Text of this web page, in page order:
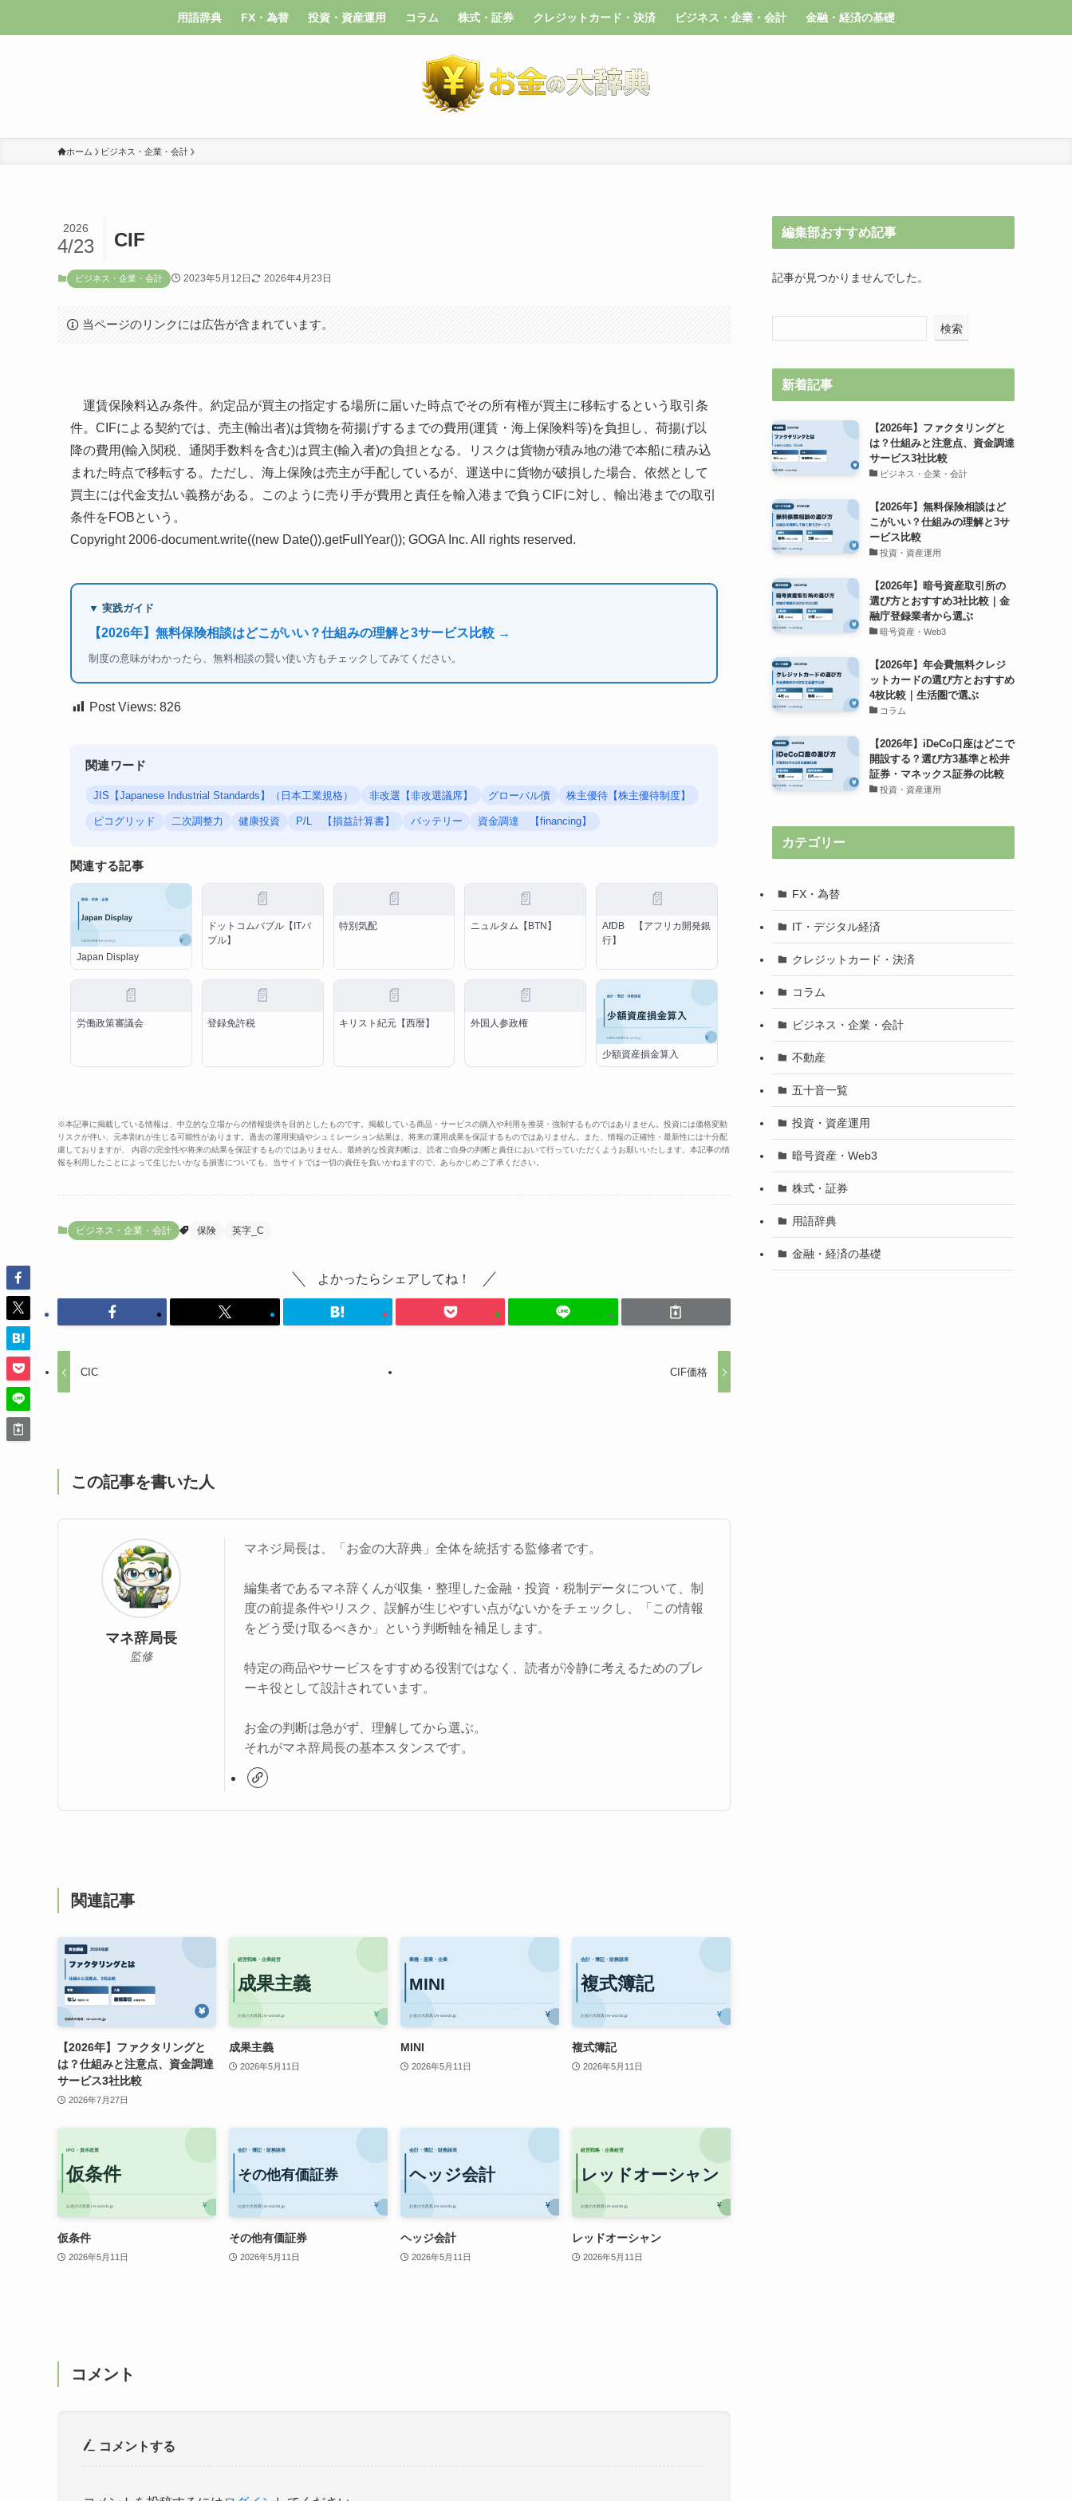
用語辞典 FX・為替 投資・資産運用 コラム 株式・証券 クレジットカード・決済 ビジネス・企業・会計 金融・経済の基礎
ホーム ビジネス・企業・会計
CIF
2026
4/23
ビジネス・企業・会計 2023年5月12日 2026年4月23日
当ページのリンクには広告が含まれています。
運賃保険料込み条件。約定品が買主の指定する場所に届いた時点でその所有権が買主に移転するという取引条
件。CIFによる契約では、売主(輸出者)は貨物を荷揚げするまでの費用(運賃・海上保険料等)を負担し、荷揚げ以
降の費用(輸入関税、通関手数料を含む)は買主(輸入者)の負担となる。リスクは貨物が積み地の港で本船に積み込
まれた時点で移転する。ただし、海上保険は売主が手配しているが、運送中に貨物が破損した場合、依然として
買主には代金支払い義務がある。このように売り手が費用と責任を輸入港まで負うCIFに対し、輸出港までの取引
条件をFOBという。
Copyright 2006-document.write((new Date()).getFullYear()); GOGA Inc. All rights reserved.
▼ 実践ガイド
【2026年】無料保険相談はどこがいい？仕組みの理解と3サービス比較 →
制度の意味がわかったら、無料相談の賢い使い方もチェックしてみてください。
Post Views: 826
関連ワード
JIS【Japanese Industrial Standards】（日本工業規格） 非改選【非改選議席】 グローバル債 株主優待【株主優待制度】
ピコグリッド 二次調整力 健康投資 P/L 【損益計算書】 バッテリー 資金調達 【financing】
関連する記事
Japan Display
📄
ドットコムバブル【ITバ
ブル】
📄
特別気配
📄
ニュルタム【BTN】
📄
AfDB 【アフリカ開発銀
行】
📄
労働政策審議会
📄
登録免許税
📄
キリスト紀元【西暦】
📄
外国人参政権
少額資産損金算入
※本記事に掲載している情報は、中立的な立場からの情報提供を目的としたものです。掲載している商品・サービスの購入や利用を推奨・強制するものではありません。投資には価格変動
リスクが伴い、元本割れが生じる可能性があります。過去の運用実績やシュミレーション結果は、将来の運用成果を保証するものではありません。また、情報の正確性・最新性には十分配
慮しておりますが、 内容の完全性や将来の結果を保証するものではありません。最終的な投資判断は、読者ご自身の判断と責任において行っていただくようお願いいたします。本記事の情
報を利用したことによって生じたいかなる損害についても、当サイトでは一切の責任を負いかねますので、あらかじめご了承ください。
ビジネス・企業・会計 保険 英字_C
よかったらシェアしてね！
CIC CIF価格
この記事を書いた人
マネ辞局長
監修
マネジ局長は、「お金の大辞典」全体を統括する監修者です。
編集者であるマネ辞くんが収集・整理した金融・投資・税制データについて、制
度の前提条件やリスク、誤解が生じやすい点がないかをチェックし、「この情報
をどう受け取るべきか」という判断軸を補足します。
特定の商品やサービスをすすめる役割ではなく、読者が冷静に考えるためのブレ
ーキ役として設計されています。
お金の判断は急がず、理解してから選ぶ。
それがマネ辞局長の基本スタンスです。
関連記事
【2026年】ファクタリングと
は？仕組みと注意点、資金調達
サービス3社比較
2026年7月27日
成果主義
2026年5月11日
MINI
2026年5月11日
複式簿記
2026年5月11日
仮条件
2026年5月11日
その他有価証券
2026年5月11日
ヘッジ会計
2026年5月11日
レッドオーシャン
2026年5月11日
コメント
コメントする
編集部おすすめ記事
記事が見つかりませんでした。
検索
新着記事
【2026年】ファクタリングと
は？仕組みと注意点、資金調達
サービス3社比較
ビジネス・企業・会計
【2026年】無料保険相談はど
こがいい？仕組みの理解と3サ
ービス比較
投資・資産運用
【2026年】暗号資産取引所の
選び方とおすすめ3社比較｜金
融庁登録業者から選ぶ
暗号資産・Web3
【2026年】年会費無料クレジ
ットカードの選び方とおすすめ
4枚比較｜生活圏で選ぶ
コラム
【2026年】iDeCo口座はどこで
開設する？選び方3基準と松井
証券・マネックス証券の比較
投資・資産運用
カテゴリー
FX・為替
IT・デジタル経済
クレジットカード・決済
コラム
ビジネス・企業・会計
不動産
五十音一覧
投資・資産運用
暗号資産・Web3
株式・証券
用語辞典
金融・経済の基礎